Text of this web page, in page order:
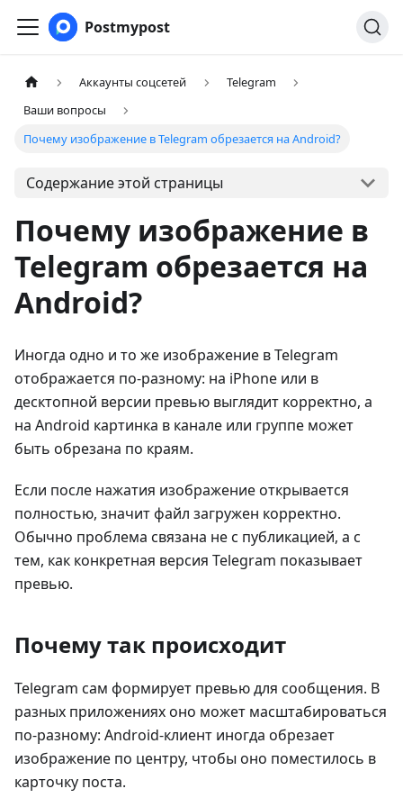
Postmypost
Аккаунты соцсетей
Telegram
Ваши вопросы
Почему изображение в Telegram обрезается на Android?
Содержание этой страницы
Почему изображение в
Telegram обрезается на
Android?
Иногда одно и то же изображение в Telegram
отображается по-разному: на iPhone или в
десктопной версии превью выглядит корректно, а
на Android картинка в канале или группе может
быть обрезана по краям.
Если после нажатия изображение открывается
полностью, значит файл загружен корректно.
Обычно проблема связана не с публикацией, а с
тем, как конкретная версия Telegram показывает
превью.
Почему так происходит
Telegram сам формирует превью для сообщения. В
разных приложениях оно может масштабироваться
по-разному: Android-клиент иногда обрезает
изображение по центру, чтобы оно поместилось в
карточку поста.